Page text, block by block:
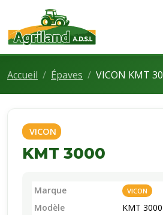
Accueil Épaves VICON KMT
VICON
KMT 3000
Marque VICON
Modèle
KMT 3000